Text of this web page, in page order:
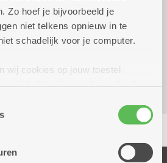
Zo hoef je bijvoorbeeld je
niet telkens opnieuw in te
schadelijk voor je computer.
wij cookies op jouw toestel
toestemming nodig. Sommige
door derde partijen die een
gebruik van onze
Reserveer vervoer
(dienstencentrum)